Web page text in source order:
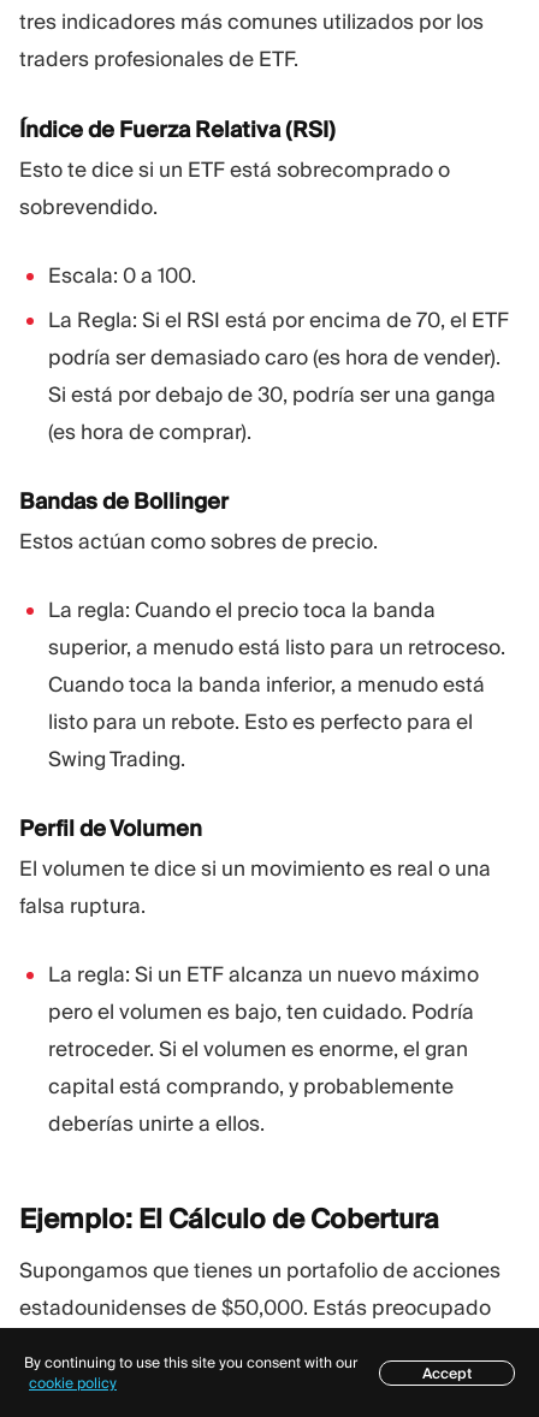
tres indicadores más comunes utilizados por los
traders profesionales de ETF.
Índice de Fuerza Relativa (RSI)
Esto te dice si un ETF está sobrecomprado o
sobrevendido.
Escala: 0 a 100.
La Regla: Si el RSI está por encima de 70, el ETF
podría ser demasiado caro (es hora de vender).
Si está por debajo de 30, podría ser una ganga
(es hora de comprar).
Bandas de Bollinger
Estos actúan como sobres de precio.
La regla: Cuando el precio toca la banda
superior, a menudo está listo para un retroceso.
Cuando toca la banda inferior, a menudo está
listo para un rebote. Esto es perfecto para el
Swing Trading.
Perfil de Volumen
El volumen te dice si un movimiento es real o una
falsa ruptura.
La regla: Si un ETF alcanza un nuevo máximo
pero el volumen es bajo, ten cuidado. Podría
retroceder. Si el volumen es enorme, el gran
capital está comprando, y probablemente
deberías unirte a ellos.
Ejemplo: El Cálculo deCobertura
Supongamos que tienes un portafolio de acciones
estadounidenses de $50,000. Estás preocupado
próximo mes debido a unas elecciones que se
Índice
By continuing to use this site you consent with our
cookie policy
Accept